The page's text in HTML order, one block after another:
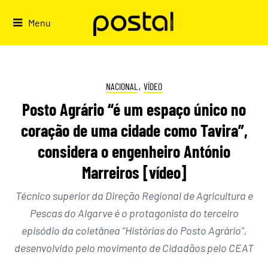
Menu
NACIONAL , VÍDEO
Posto Agrário “é um espaço único no
coração de uma cidade como Tavira”,
considera o engenheiro António
Marreiros [vídeo]
Técnico superior da Direção Regional de Agricultura e
Pescas do Algarve é o protagonista do terceiro
episódio da coletânea “Histórias do Posto Agrário”,
desenvolvido pelo movimento de Cidadãos pelo CEAT